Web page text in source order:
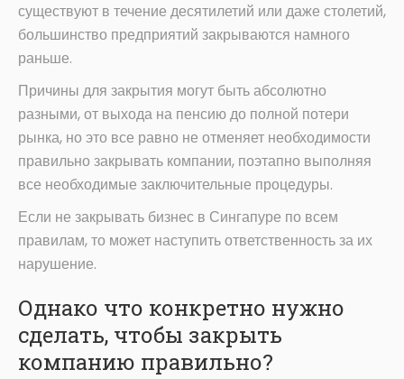
существуют в течение десятилетий или даже столетий,
большинство предприятий закрываются намного
раньше.
Причины для закрытия могут быть абсолютно
разными, от выхода на пенсию до полной потери
рынка, но это все равно не отменяет необходимости
правильно закрывать компании, поэтапно выполняя
все необходимые заключительные процедуры.
Если не закрывать бизнес в Сингапуре по всем
правилам, то может наступить ответственность за их
нарушение.
Однако что конкретно нужно
сделать, чтобы закрыть
компанию правильно?